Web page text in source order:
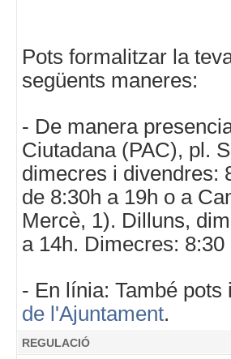
Pots formalitzar la
següents maneres:
- De manera
Ciutadana (PAC), pl.
dimecres i divendres:
de 8:30h a 19h o a
Mercè, 1). Dilluns,
a 14h. Dimecres: 8:30
- En línia: També
de l'Ajuntament.
REGULACIÓ